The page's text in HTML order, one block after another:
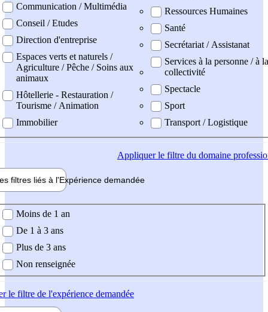
Communication / Multimédia
Conseil / Etudes
Direction d'entreprise
Espaces verts et naturels /
Agriculture / Pêche / Soins aux
animaux
Hôtellerie - Restauration /
Tourisme / Animation
Immobilier
Ressources Humaines
Santé
Secrétariat / Assistanat
Services à la personne / à la
collectivité
Spectacle
Sport
Transport / Logistique
Appliquerle filtre du domaine
filtres liés à l'Expérience demandée
demandée
Moins de 1 an
De 1 à 3 ans
Plus de 3 ans
Non renseignée
le filtre de l'expérience demandée